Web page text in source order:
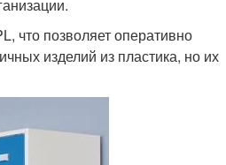
что позволяет оперативно
изделий из пластика, но их